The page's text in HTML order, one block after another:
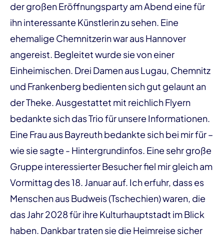
der großen Eröffnungsparty am Abend eine für
ihn interessante Künstlerin zu sehen. Eine
ehemalige Chemnitzerin war aus Hannover
angereist. Begleitet wurde sie von einer
Einheimischen. Drei Damen aus Lugau, Chemnitz
und Frankenberg bedienten sich gut gelaunt an
der Theke. Ausgestattet mit reichlich Flyern
bedankte sich das Trio für unsere Informationen.
Eine Frau aus Bayreuth bedankte sich bei mir für –
wie sie sagte - Hintergrundinfos. Eine sehr große
Gruppe interessierter Besucher fiel mir gleich am
Vormittag des 18. Januar auf. Ich erfuhr, dass es
Menschen aus Budweis (Tschechien) waren, die
das Jahr 2028 für ihre Kulturhauptstadt im Blick
haben. Dankbar traten sie die Heimreise sicher